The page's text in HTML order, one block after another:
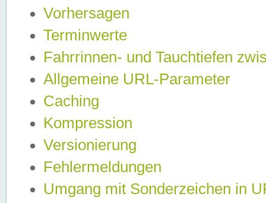
Vorhersagen
Terminwerte
Fahrrinnen- und Tauchtiefen
Allgemeine URL-Parameter
Caching
Kompression
Versionierung
Fehlermeldungen
Umgang mit Sonderzeichen in